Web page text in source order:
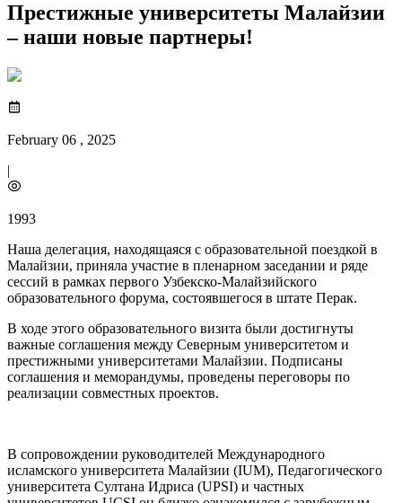
Престижные университеты Малайзии
– наши новые партнеры!
February 06 , 2025
|
1993
Наша делегация, находящаяся с образовательной поездкой в ​​
Малайзии, приняла участие в пленарном заседании и ряде
сессий в рамках первого Узбекско-Малайзийского
образовательного форума, состоявшегося в штате Перак.
В ходе этого образовательного визита были достигнуты
важные соглашения между Северным университетом и
престижными университетами Малайзии. Подписаны
соглашения и меморандумы, проведены переговоры по
реализации совместных проектов.
В сопровождении руководителей Международного
исламского университета Малайзии (IUM), Педагогического
университета Султана Идриса (UPSI) и частных